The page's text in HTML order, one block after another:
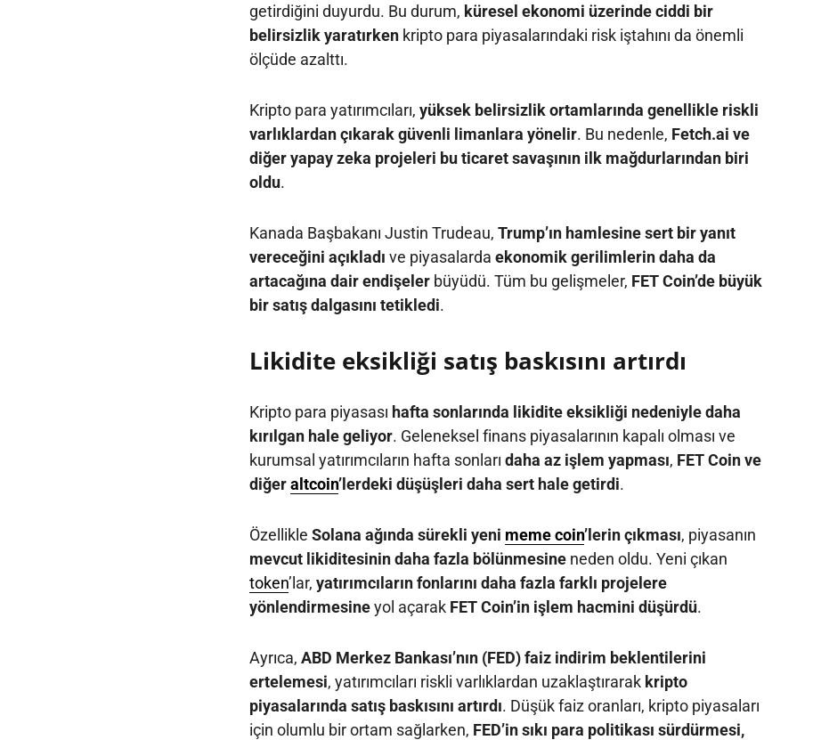
getirdiğini duyurdu. Bu durum, küresel ekonomi üzerinde ciddi bir
belirsizlik yaratırkenkripto para piyasalarındaki risk iştahını da önemli
ölçüde azalttı.
Kripto para yatırımcıları, yüksek belirsizlik ortamlarında genellikle riskli
varlıklardan çıkarak güvenli limanlara yönelir. Bu nedenle, Fetch.ai ve
diğer yapay zeka projeleri bu ticaret savaşının ilk mağdurlarından biri
oldu.
Kanada Başbakanı Justin Trudeau, Trump’ın hamlesine sert bir yanıt
vereceğini açıkladı ve piyasalarda ekonomik gerilimlerin daha da
artacağına dair endişelerbüyüdü. Tüm bu gelişmeler, FET Coin’de büyük
bir satış dalgasını tetikledi.
Likidite eksikliği satış baskısını artırdı
Kripto para piyasası hafta sonlarında likidite eksikliği nedeniyle daha
kırılgan hale geliyor. Geleneksel finans piyasalarının kapalı olması ve
kurumsal yatırımcıların hafta sonları daha az işlem yapması, FET Coin ve
diğeraltcoin’lerdeki düşüşleri daha sert hale getirdi.
Özellikle Solana ağında sürekli yeni meme coin’lerin çıkması, piyasanın
mevcut likiditesinin daha fazla bölünmesineneden oldu. Yeni çıkan
token’lar, yatırımcıların fonlarını daha fazla farklı projelere
yönlendirmesineyol açarak FET Coin’in işlem hacmini düşürdü.
Ayrıca, ABD Merkez Bankası’nın (FED) faiz indirim beklentilerini
ertelemesi, yatırımcıları riskli varlıklardan uzaklaştırarak kripto
piyasalarında satış baskısını artırdı. Düşük faiz oranları, kripto piyasaları
için olumlu bir ortam sağlarken, FED’in sıkı para politikası sürdürmesi,